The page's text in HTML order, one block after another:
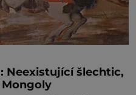
Neexistující šlechtic,